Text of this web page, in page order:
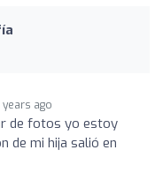
years ago
de fotos yo estoy
de mi hija salió en